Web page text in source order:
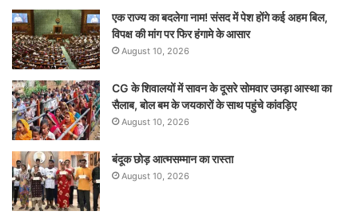
एक राज्य का बदलेगा नाम! संसद में पेश होंगे कई अहम बिल,
विपक्ष की मांग पर फिर हंगामे के आसार
August 10, 2026
CG के शिवालयों में सावन के दूसरे सोमवार उमड़ा आस्था का
सैलाब, बोल बम के जयकारों के साथ पहुंचे कांवड़िए
August 10, 2026
​बंदूक छोड़ आत्मसम्मान का रास्ता
August 10, 2026